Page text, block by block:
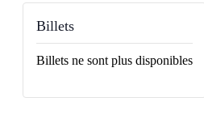
Billets
Billets ne sont plus disponibles